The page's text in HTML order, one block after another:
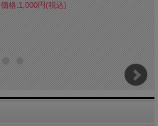
価格:1,000円(税込)